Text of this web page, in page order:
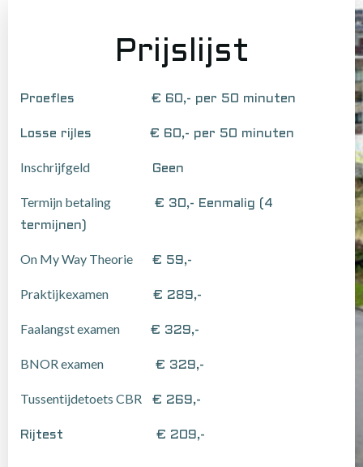
Prijslijst
Proefles € 60,- per 50 minuten
Losse rijles € 60,- per 50 minuten
Inschrijfgeld Geen
Termijn betaling
€ 30 ,- Eenmalig (4
termijnen)
On My Way Theorie € 59,-
Praktijkexamen € 289,-
Faalangst examen € 329,-
BNOR examen € 329,-
Tussentijdetoets CBR € 269,-
Rijtest € 209,-